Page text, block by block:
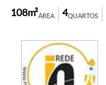
ÁREA
108m² QUARTOS
4